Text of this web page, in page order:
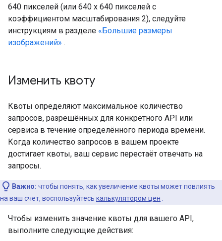
640 пикселей (или 640 x 640 пикселей с
коэффициентом масштабирования 2), следуйте
инструкциям в разделе «Большие размеры
изображений» .
Изменить квоту
Квоты определяют максимальное количество
запросов, разрешённых для конкретного API или
сервиса в течение определённого периода времени.
Когда количество запросов в вашем проекте
достигает квоты, ваш сервис перестаёт отвечать на
запросы.
Важно: чтобы понять, как увеличение квоты может повлиять
на ваш счет, воспользуйтесь калькулятором цен
Чтобы изменить значение квоты для вашего API,
выполните следующие действия: